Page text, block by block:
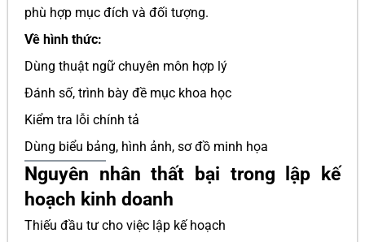
phù hợp mục đích và đối tượng.
Về hình thức:
Dùng thuật ngữ chuyên môn hợp lý
Đánh số, trình bày đề mục khoa học
Kiểm tra lỗi chính tả
Dùng biểu bảng, hình ảnh, sơ đồ minh họa
Nguyên nhân thất bại trong lập kế
hoạch kinh doanh
Thiếu đầu tư cho việc lập kế hoạch